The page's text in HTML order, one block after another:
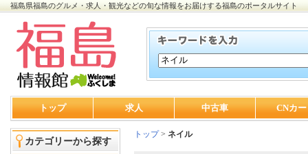
福島県福島のグルメ・求人・観光などの旬な情報をお届けする福島のポータルサイト
トップ 求人 中古車 CNカ
カテゴリーから探す
トップ> ネイル